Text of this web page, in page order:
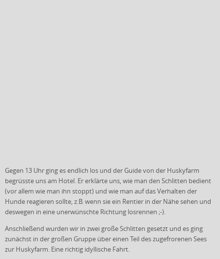
Gegen 13 Uhr ging es endlich los und der Guide von der Huskyfarm
begrüsste uns am Hotel. Er erklärte uns, wie man den Schlitten bedient
(vor allem wie man ihn stoppt) und wie man auf das Verhalten der
Hunde reagieren sollte, z.B. wenn sie ein Rentier in der Nähe sehen und
deswegen in eine unerwünschte Richtung losrennen ;-).
Anschließend wurden wir in zwei große Schlitten gesetzt und es ging
zunächst in der großen Gruppe über einen Teil des zugefrorenen Sees
zur Huskyfarm. Eine richtig idyllische Fahrt.